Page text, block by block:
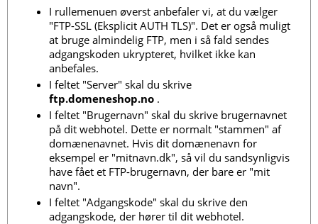
I rullemenuen øverst anbefaler vi, at du vælger
"FTP-SSL (Eksplicit AUTH TLS)". Det er også muligt
at bruge almindelig FTP, men i så fald sendes
adgangskoden ukrypteret, hvilket ikke kan
anbefales.
I feltet "Server" skal du skrive
ftp.domeneshop.no .
I feltet "Brugernavn" skal du skrive brugernavnet
på dit webhotel. Dette er normalt "stammen" af
domænenavnet. Hvis dit domænenavn for
eksempel er "mitnavn.dk", så vil du sandsynligvis
have fået et FTP-brugernavn, der bare er "mit
navn".
I feltet "Adgangskode" skal du skrive den
adgangskode, der hører til dit webhotel.